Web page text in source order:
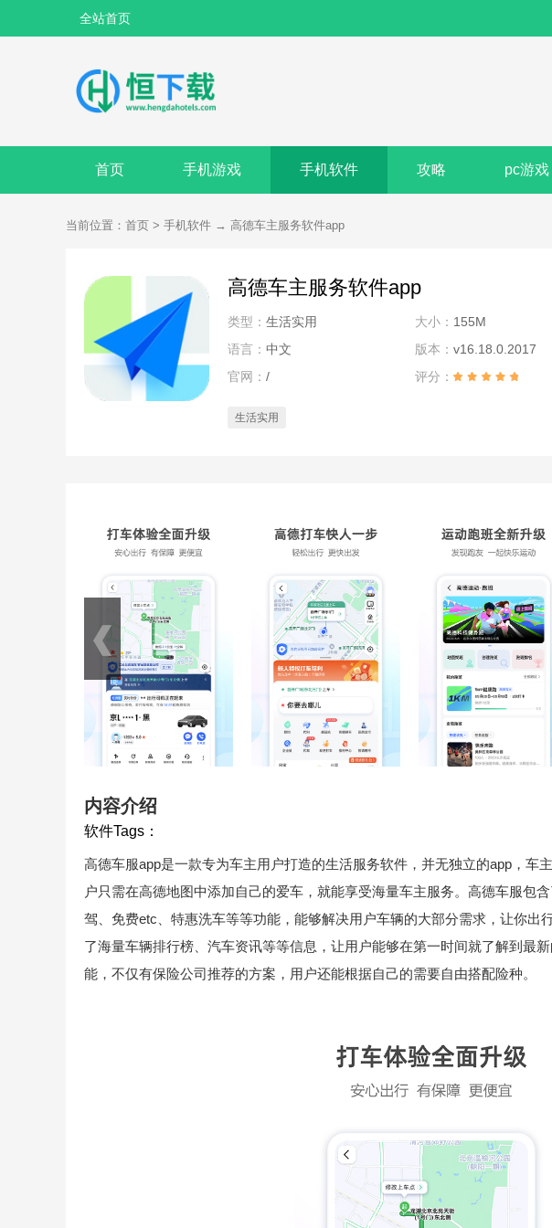
全站首页
首页 手机游戏 手机软件 攻略 pc游戏
当前位置： 首页 > 手机软件 → 高德车主服务软件app
高德车主服务软件app
类型： 生活实用 大小： 155M
语言： 中文 版本： v16.18.0.2017
官网： / 评分：
生活实用
内容介绍
软件Tags：
高德车服app是一款专为车主用户打造的生活服务软件，并无独立的app，车
户只需在高德地图中添加自己的爱车，就能享受海量车主服务。高德车服包
驾、免费etc、特惠洗车等等功能，能够解决用户车辆的大部分需求，让你出
了海量车辆排行榜、汽车资讯等等信息，让用户能够在第一时间就了解到最
能，不仅有保险公司推荐的方案，用户还能根据自己的需要自由搭配险种。